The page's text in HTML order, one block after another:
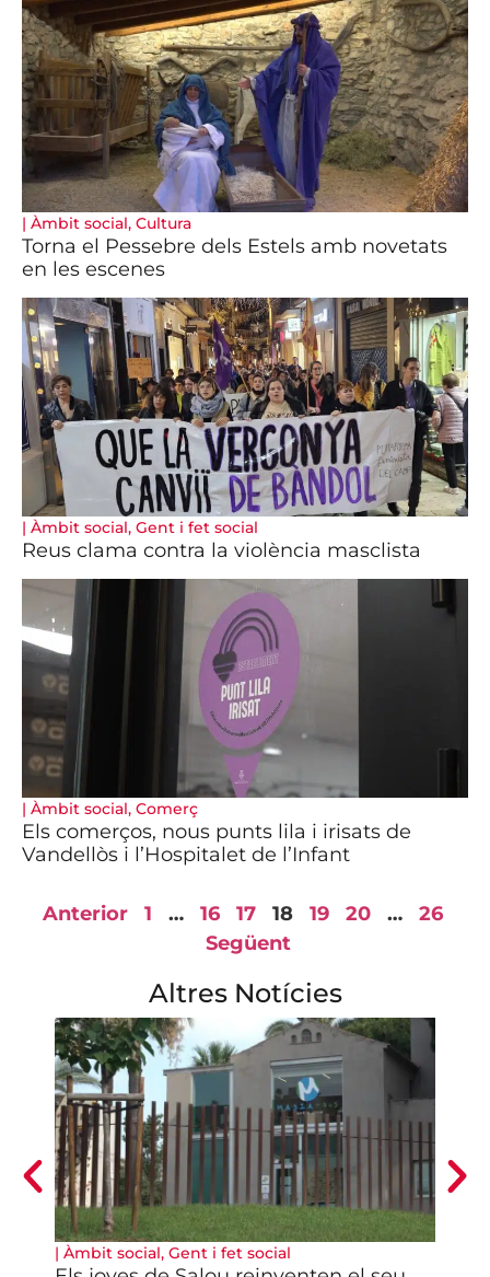
| Àmbit social, Cultura
Torna el Pessebre dels Estels amb novetats
en les escenes
| Àmbit social, Gent i fet social
Reus clama contra la violència masclista
| Àmbit social, Comerç
Els comerços, nous punts lila i irisats de
Vandellòs i l’Hospitalet de l’Infant
Anterior 1 … 16 17 18 19 20 …
26
Següent
Altres Notícies
| Àmbit social, Gent i fet social